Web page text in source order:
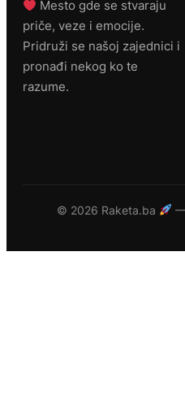
Mesto gde se stvaraju
priče, veze i emocije.
Pridruži se našoj zajednici i
pronađi nekog ko te
razume.
© 2026 Raketa.ba —